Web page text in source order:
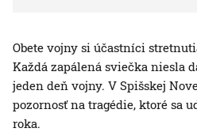
Obete vojny si účastníci
Každá zapálená sviečka niesla
jeden deň vojny. V Spišskej
pozornosť na tragédie, ktoré sa
roka.